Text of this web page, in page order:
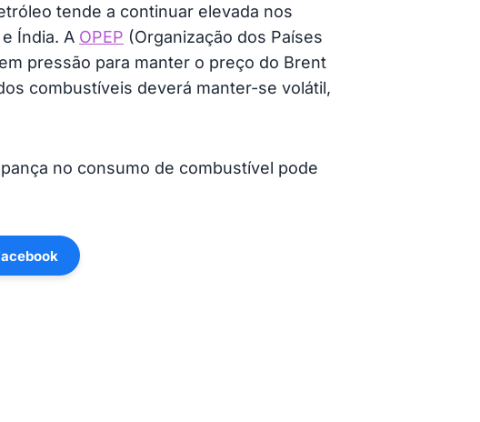
tende a continuar elevada nos
Índia. A OPEP (Organização dos Países
pressão para manter o preço do Brent
combustíveis deverá manter-se volátil,
no consumo de combustível pode